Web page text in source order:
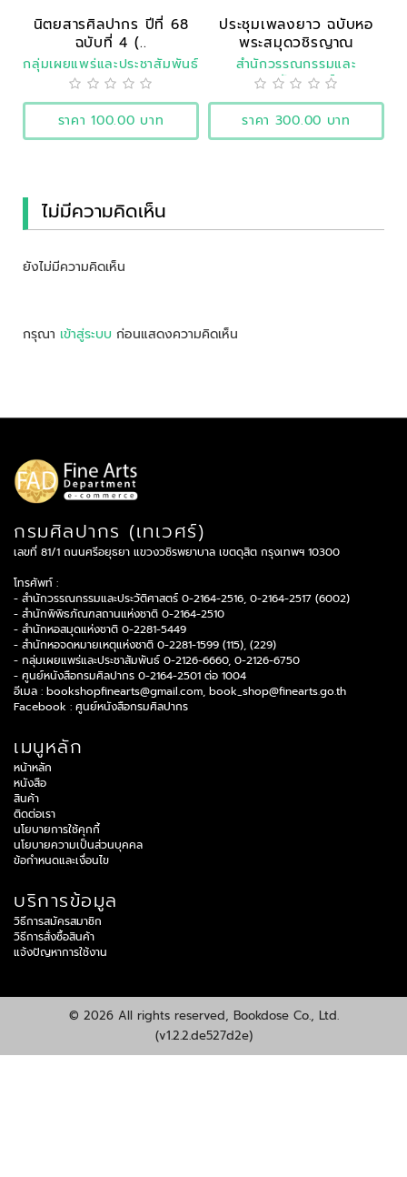
นิตยสารศิลปากร ปีที่ 68
ฉบับที่ 4 (..
กลุ่มเผยแพร่และประชาสัมพันธ์
ราคา 100.00 บาท
ประชุมเพลงยาว ฉบับหอ
พระสมุดวชิรญาณ
สำนักวรรณกรรมและ
ประวัติศาสตร์
ราคา 300.00 บาท
ไม่มีความคิดเห็น
ยังไม่มีความคิดเห็น
กรุณา เข้าสู่ระบบ ก่อนแสดงความคิดเห็น
กรมศิลปากร (เทเวศร์)
เลขที่ 81/1 ถนนศรีอยุธยา แขวงวชิรพยาบาล เขตดุสิต กรุงเทพฯ 10300
โทรศัพท์ :
- สำนักวรรณกรรมและประวัติศาสตร์ 0-2164-2516, 0-2164-2517 (6002)
- สำนักพิพิธภัณฑสถานแห่งชาติ 0-2164-2510
- สำนักหอสมุดแห่งชาติ 0-2281-5449
- สำนักหอจดหมายเหตุแห่งชาติ 0-2281-1599 (115), (229)
- กลุ่มเผยแพร่และประชาสัมพันธ์ 0-2126-6660, 0-2126-6750
- ศูนย์หนังสือกรมศิลปากร 0-2164-2501 ต่อ 1004
อีเมล : bookshopfinearts@gmail.com, book_shop@finearts.go.th
Facebook : ศูนย์หนังสือกรมศิลปากร
เมนูหลัก
หน้าหลัก
หนังสือ
สินค้า
ติดต่อเรา
นโยบายการใช้คุกกี้
นโยบายความเป็นส่วนบุคคล
ข้อกำหนดและเงื่อนไข
บริการข้อมูล
วิธีการสมัครสมาชิก
วิธีการสั่งซื้อสินค้า
แจ้งปัญหาการใช้งาน
© 2026 All rights reserved, Bookdose Co., Ltd.
(v1.2.2.de527d2e)